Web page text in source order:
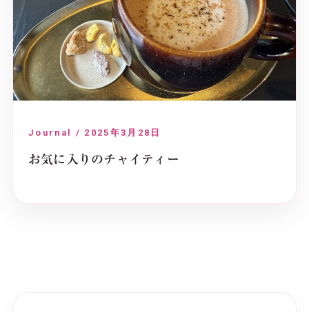
Journal / 2025年3月28日
お気に入りのチャイティー